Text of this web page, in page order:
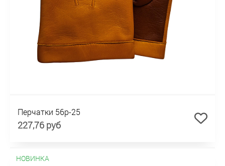
Перчатки 56р-25
227,76 руб
НОВИНКА